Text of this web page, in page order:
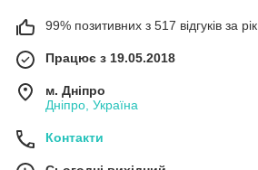
99% позитивних з 517 відгуків за рік
Працює з 19.05.2018
м. Дніпро
Дніпро, Україна
Контакти